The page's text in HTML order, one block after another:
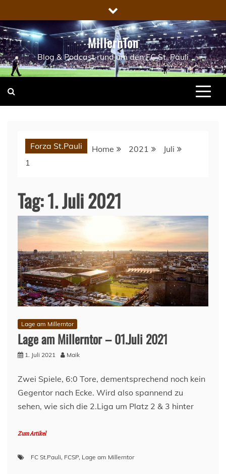
to
content
MillernTon
Blog & Podcast rund um den FC St. Pauli
Forza St.Pauli Home 2021
Juli
1
Tag:1. Juli 2021
Lage am Millerntor
Lage am Millerntor – 01.Juli 2021
1. Juli 2021 Maik
Zwei Spiele, 6:0 Tore, dementsprechend noch kein
Gegentor nach Ecke. Wird also spannend zu
sehen, wie sich die 2.Liga um Platz 2 & 3 hinter
Zum Artikel
FC St.Pauli, FCSP, Lage am Millerntor